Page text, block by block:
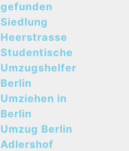
gefunden
Siedlung
Heerstrasse
Studentische
Umzugshelfer
Berlin
Umziehen in
Berlin
Umzug Berlin
Adlershof